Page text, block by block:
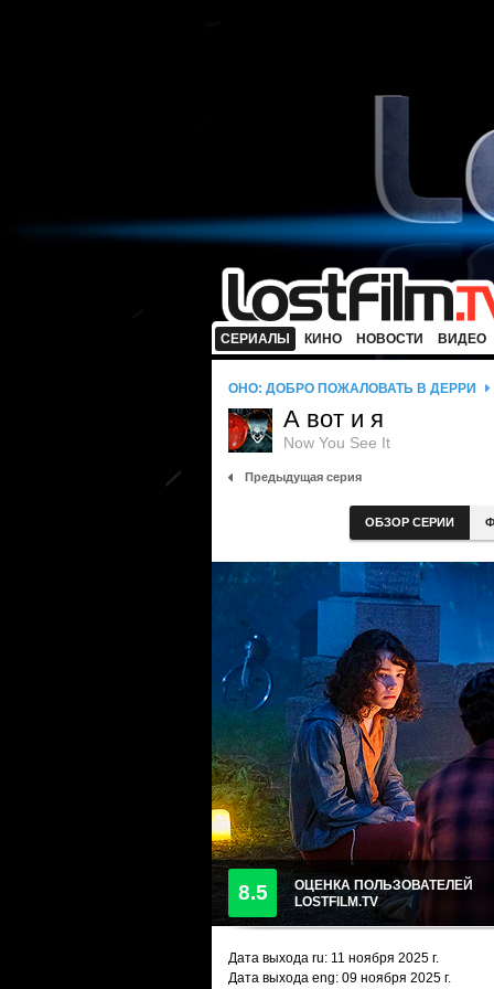
СЕРИАЛЫ КИНО НОВОСТИ ВИДЕО
ОНО: ДОБРО ПОЖАЛОВАТЬ В ДЕРРИ
А вот и я
Now You See It
Предыдущая серия
ОБЗОР СЕРИИ
8.5
ОЦЕНКА ПОЛЬЗОВАТЕЛЕЙ
LOSTFILM.TV
Дата выхода ru: 11 ноября 2025 г.
Дата выхода eng: 09 ноября 2025 г.